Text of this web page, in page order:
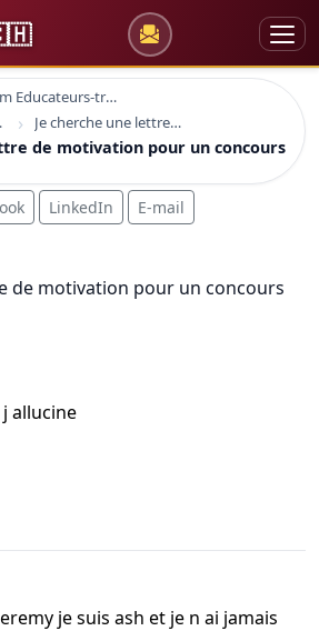
forum Educateurs-trices sociaux
Je cherche une lettre de motivation pour un concours ash
de motivation pour un concours
LinkedIn E-mail
de motivation pour un concours
allucine
je suis ash et je n ai jamais